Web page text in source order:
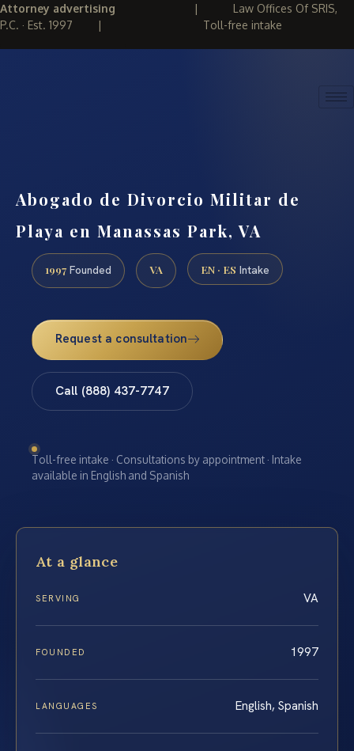
Attorney advertising | Law Offices Of SRIS,
P.C. · Est. 1997 | Toll-free intake
Abogado de Divorcio Militar de
Playa en Manassas Park, VA
1997 Founded VA EN · ES Intake
Request a consultation
Call (888) 437-7747
Toll-free intake · Consultations by appointment · Intake
available in English and Spanish
At a glance
SERVING VA
FOUNDED 1997
LANGUAGES English, Spanish